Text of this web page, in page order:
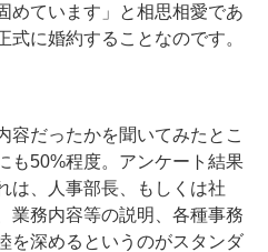
めています」と相思相愛であ
式に婚約することなのです。
容だったかを聞いてみたとこ
も50%程度。アンケート結果
は、人事部長、もしくは社
業務内容等の説明、各種事務
を深めるというのがスタンダ